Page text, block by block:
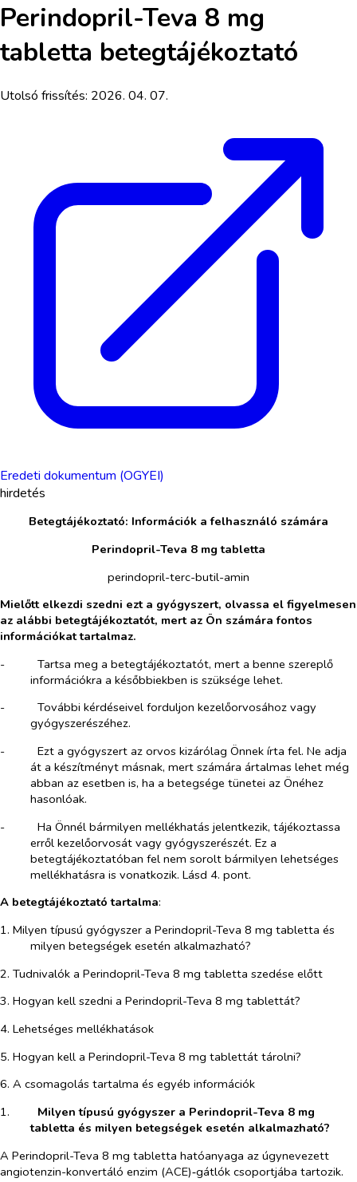
Perindopril-Teva 8 mg
tabletta betegtájékoztató
Utolsó frissítés: 2026. 04. 07.
Eredeti dokumentum (OGYEI)
hirdetés
Betegtájékoztató: Információk a felhasználó számára
Perindopril-Teva 8 mg tabletta
perindopril-terc-butil-amin
Mielőtt elkezdi szedni ezt a gyógyszert, olvassa el figyelmesen
az alábbi betegtájékoztatót, mert az Ön számára fontos
információkat tartalmaz.
-​
Tartsa meg a betegtájékoztatót, mert a benne szereplő
információkra a későbbiekben is szüksége lehet.
-​
További kérdéseivel forduljon kezelőorvosához vagy
gyógyszerészéhez.
-​
Ezt a gyógyszert az orvos kizárólag Önnek írta fel. Ne adja
át a készítményt másnak, mert számára ártalmas lehet még
abban az esetben is, ha a betegsége tünetei az Önéhez
hasonlóak.
-​
Ha Önnél bármilyen mellékhatás jelentkezik, tájékoztassa
erről kezelőorvosát vagy gyógyszerészét. Ez a
betegtájékoztatóban fel nem sorolt bármilyen lehetséges
mellékhatásra is vonatkozik. Lásd 4. pont.
A betegtájékoztató tartalma:
1. Milyen típusú gyógyszer a Perindopril-Teva 8 mg tabletta és
milyen betegségek esetén alkalmazható?
2. Tudnivalók a Perindopril-Teva 8 mg tabletta szedése előtt
3. Hogyan kell szedni a Perindopril-Teva 8 mg tablettát?
4. Lehetséges mellékhatások
5. Hogyan kell a Perindopril-Teva 8 mg tablettát tárolni?
6. A csomagolás tartalma és egyéb információk
1.​
Milyen típusú gyógyszer a Perindopril-Teva 8 mg
tabletta és milyen betegségek esetén alkalmazható?
A Perindopril-Teva 8 mg tabletta hatóanyaga az úgynevezett
angiotenzin-konvertáló enzim (ACE)‑gátlók csoportjába tartozik.